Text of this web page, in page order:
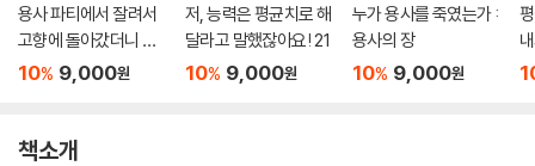
용사 파티에서 잘려서
고향에 돌아갔더니 멤
버 전원이 따라왔다만
10% 9,000원
저, 능력은 평균치로 해
달라고 말했잖아요! 21
10% 9,000원
누가 용사를 죽였는가 :
용사의 장
10% 9,000원
책소개